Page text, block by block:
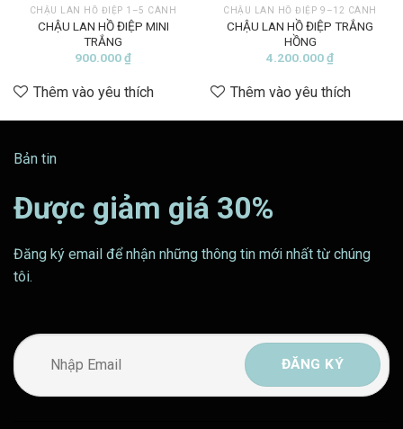
CHẬU LAN HỒ ĐIỆP 1–5 CÀNH
CHẬU LAN HỒ ĐIỆP MINI
TRẮNG
900.000₫
Thêm vào yêu thích
CHẬU LAN HỒ ĐIỆP 9–12 CÀNH
CHẬU LAN HỒ ĐIỆP TRẮNG
HỒNG
4.200.000₫
Thêm vào yêu thích
Bản tin
Được giảm giá 30%
Đăng ký email để nhận những thông tin mới nhất từ chúng
tôi.